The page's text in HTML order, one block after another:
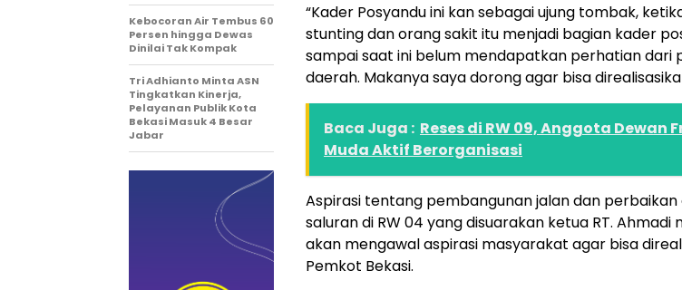
“Kader Posyandu ini kan sebagai ujung tombak,
stunting dan orang sakit itu menjadi bagian kader
sampai saat ini belum mendapatkan perhatian dari
daerah. Makanya saya dorong agar bisa
Baca Juga : Reses di RW 09, Anggota Dewan
Muda Aktif Berorganisasi
Aspirasi tentang pembangunan jalan dan
saluran di RW 04 yang disuarakan ketua RT. Ahmadi
akan mengawal aspirasi masyarakat agar bisa
Pemkot Bekasi.
Kebocoran Air Tembus 60
Persen hingga Dewas
Dinilai Tak Kompak
Tri Adhianto Minta ASN
Tingkatkan Kinerja,
Pelayanan Publik Kota
Bekasi Masuk 4 Besar
Jabar